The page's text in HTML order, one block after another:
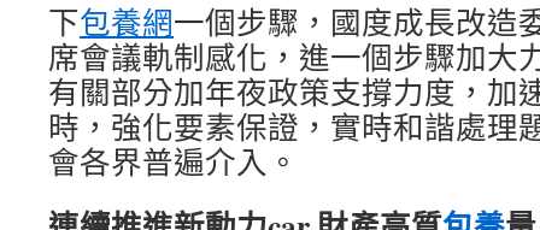
下包養網一個步驟，國度成長改造
席會議軌制感化，進一個步驟加大
有關部分加年夜政策支撐力度，加
時，強化要素保證，實時和諧處理
會各界普遍介入。